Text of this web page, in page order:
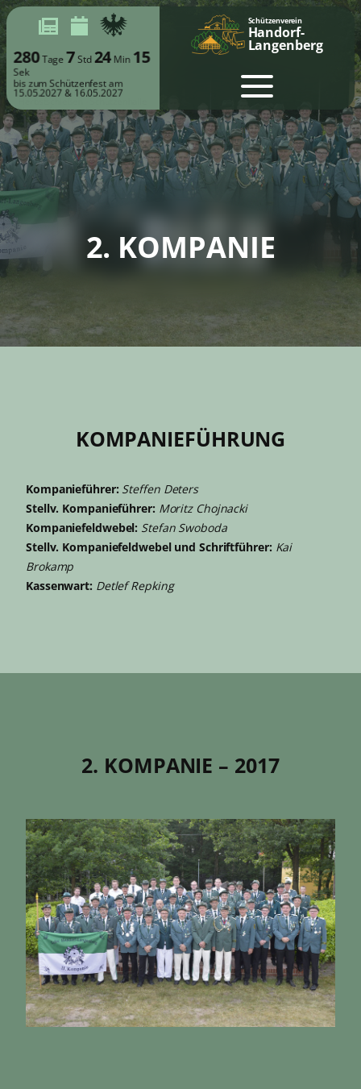
Schützenverein
Handorf-
Langenberg
280Tage7Std 24 Min 15
Sek
bis zum Schützenfest am
15.05.2027 & 16.05.2027
2. KOMPANIE
KOMPANIEFÜHRUNG
Kompanieführer: Steffen Deters
Stellv. Kompanieführer: Moritz Chojnacki
Kompaniefeldwebel: Stefan Swoboda
Stellv. Kompaniefeldwebel und Schriftführer: Kai
Brokamp
Kassenwart: Detlef Repking
2. KOMPANIE – 2017